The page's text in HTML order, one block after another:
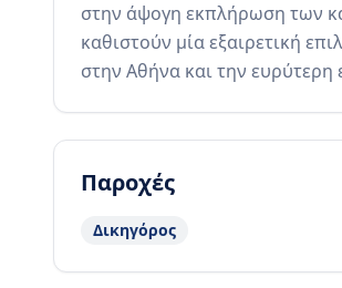
στην άψογη εκπλήρωση των
καθιστούν μία εξαιρετική
στην Αθήνα και την ευρύτερη
Παροχές
Δικηγόρος